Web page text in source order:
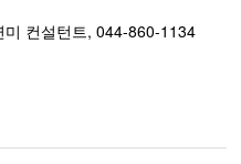
컨설턴트, 044-860-1134